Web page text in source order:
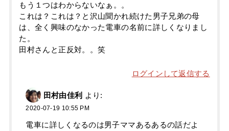
もう１つはわからないなぁ。。
これは？これは？と沢山聞かれ続けた男子兄弟の母
は、全く興味のなかった電車の名前に詳しくなりまし
た。
田村さんと正反対。。笑
ログインして返信する
田村由佳利 より:
2020-07-19 10:55 PM
電車に詳しくなるのは男子ママあるあるの話だよ